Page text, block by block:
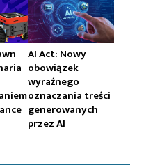
AI Act: Nowy
obowiązek
wyraźnego
oznaczania treści
generowanych
przez AI